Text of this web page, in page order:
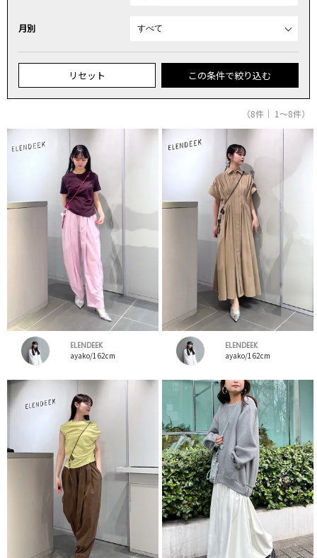
月別
リセット この条件で絞り込む
（8件｜ 1～8件）
ELENDEEK
ayako/162cm
ELENDEEK
ayako/162cm